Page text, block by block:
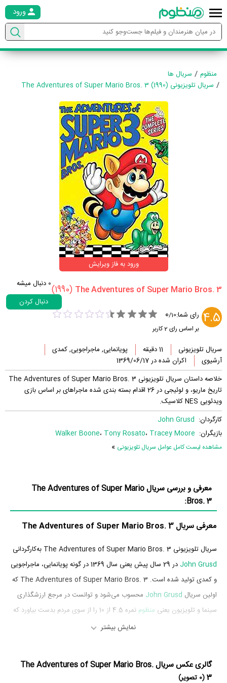
ورود
منظوم
سریال ها
سریال تلویزیونی The Adventures of Super Mario Bros. 3 (1990)
ورود به فاز ویرایش
(1990)
0 دنبال میشه
دنبال کردن
4.5 رای شما: 0/10
بر اساس رای 2کاربر
سریال تلویزیونی 11 دقیقه
پویانمایی, ماجراجویی, کمدی
آرشیوی
اکران شده در 1369/06/17
خلاصه داستان سریال تلویزیونی The Adventures of Super Mario Bros. 3
تاریخ ماریو، و لوئیجی در 26 اقدام بسته بندی شده ماجراهای بر اساس بازی
ویدئویی NES کلاسیک.
کارگردان: John Grusd
بازیگران:
Walker Boone، Tony Rosato، Tracey Moore
مشاهده لیست کامل عوامل سریال تلویزیونی »
معرفی و بررسی سریال The Adventures of Super Mario
Bros. 3:
معرفی سریال The Adventures of Super Mario Bros. 3
سریال تلویزیونی The Adventures of Super Mario Bros. 3 به‌کارگردانی
John Grusd
در 29 سال پیش یعنی سال 1369 در گونه پویانمایی، ماجراجویی
و کمدی تولید شده است. The Adventures of Super Mario Bros. 3 که
اولین سریال John Grusd محسوب می‌شود و توانست در مرجع ارزشگذاری
سینما و تلویزیون یعنی منظوم
نمره 4.5 از 10 را از سوی مردم بدست بیاورد که
داستان سریال The Adventures of Super Mario Bros. 3
نمایش بیشتر
گالری عکس سریال The Adventures of Super Mario Bros.
3(0 تصویر)